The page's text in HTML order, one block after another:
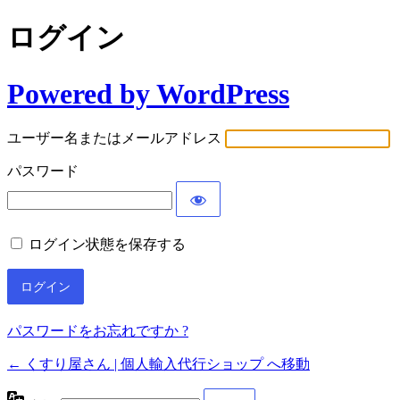
ログイン
Powered by WordPress
ユーザー名またはメールアドレス
パスワード
ログイン状態を保存する
パスワードをお忘れですか ?
← くすり屋さん | 個人輸入代行ショップ へ移動